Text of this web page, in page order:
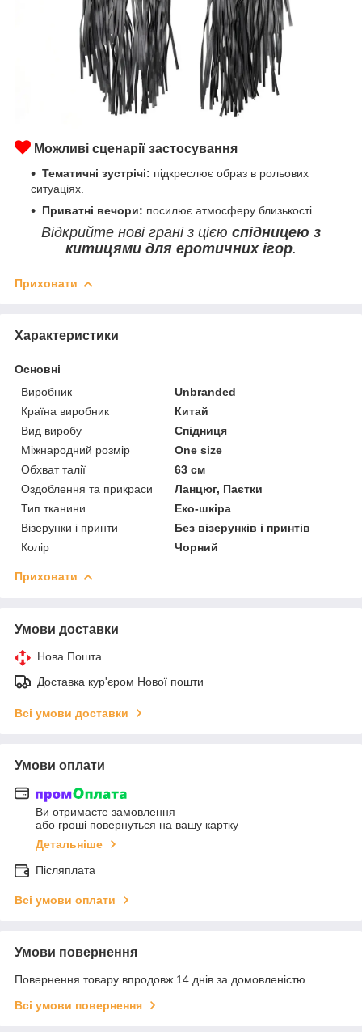
Можливі сценарії застосування
Тематичні зустрічі: підкреслює образ в рольових
ситуаціях.
Приватні вечори: посилює атмосферу близькості.
Відкрийте нові грані з цією спідницею з
китицями для еротичних ігор.
Приховати
Характеристики
Основні
Виробник
Unbranded
Країна виробник
Китай
Вид виробу
Спідниця
Міжнародний розмір
One size
Обхват талії
63 см
Оздоблення та прикраси
Ланцюг, Паєтки
Тип тканини
Еко-шкіра
Візерунки і принти
Без візерунків і принтів
Колір
Чорний
Приховати
Умови доставки
Нова Пошта
Доставка кур'єром Нової пошти
Всі умови доставки
Умови оплати
Ви отримаєте замовлення
або гроші повернуться на вашу картку
Детальніше
Післяплата
Всі умови оплати
Умови повернення
Повернення товару впродовж 14 днів за домовленістю
Всі умови повернення